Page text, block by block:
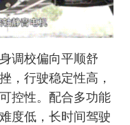
调校偏向平顺舒
，行驶稳定性高，
控性。配合多功能
度低，长时间驾驶